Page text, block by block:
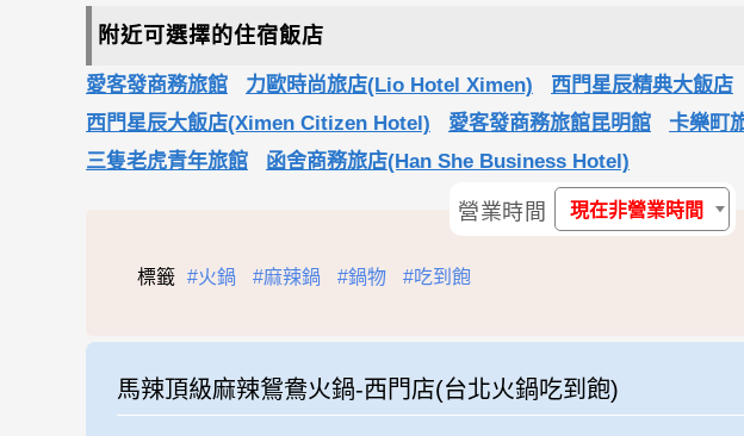
附近可選擇的住宿飯店
愛客發商務旅館 力歐時尚旅店(Lio Hotel Ximen) 西門星辰精典大飯店
西門星辰大飯店(Ximen Citizen Hotel)
愛客發商務旅館昆明館 卡樂町
三隻老虎青年旅館
函舍商務旅店(Han She Business Hotel)
營業時間 現在非營業時間
標籤 #火鍋 #麻辣鍋 #鍋物 #吃到飽
馬辣頂級麻辣鴛鴦火鍋-西門店(台北火鍋吃到飽)